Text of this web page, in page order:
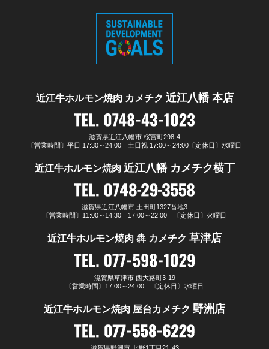
近江牛ホルモン焼肉 カメチク 近江八幡 本店
滋賀県近江八幡市 桜宮町298-4
〔営業時間〕 平日 17:30～24:00 土日祝 17:00～24:00 〔定休日〕水曜日
近江牛ホルモン焼肉 近江八幡 カメチク横丁
滋賀県近江八幡市 土田町1327番地3
〔営業時間〕11:00～14:30 17:00～22:00 〔定休日〕火曜日
近江牛ホルモン焼肉 犇 カメチク 草津店
滋賀県草津市 西大路町3-19
〔営業時間〕17:00～24:00
〔定休日〕水曜日
近江牛ホルモン焼肉 屋台カメチク 野洲店